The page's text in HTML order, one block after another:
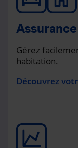
Gérez
habitation.
Découvrez